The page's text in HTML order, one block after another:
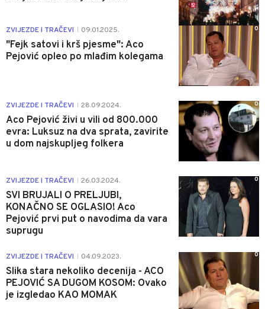
ZVIJEZDE I TRAČEVI 09.01.2025.
"Fejk satovi i krš pjesme": Aco
Pejović opleo po mlađim kolegama
0
ZVIJEZDE I TRAČEVI 28.09.2024.
Aco Pejović živi u vili od 800.000
evra: Luksuz na dva sprata, zavirite
u dom najskupljeg folkera
0
ZVIJEZDE I TRAČEVI 26.03.2024.
SVI BRUJALI O PRELJUBI,
KONAČNO SE OGLASIO! Aco
Pejović prvi put o navodima da vara
suprugu
0
ZVIJEZDE I TRAČEVI 04.09.2023.
Slika stara nekoliko decenija - ACO
PEJOVIĆ SA DUGOM KOSOM: Ovako
je izgledao KAO MOMAK
0